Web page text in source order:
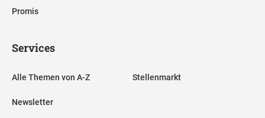
Promis
Services
Alle Themen von A-Z
Newsletter
Stellenmarkt